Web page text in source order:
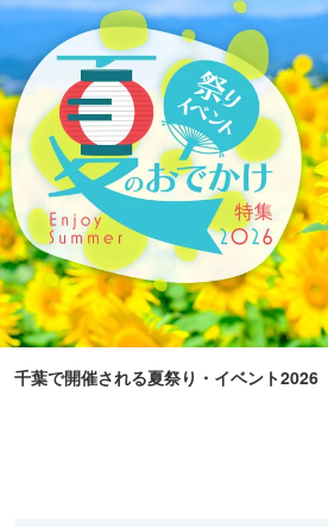
千葉で開催される夏祭り・イベント2026